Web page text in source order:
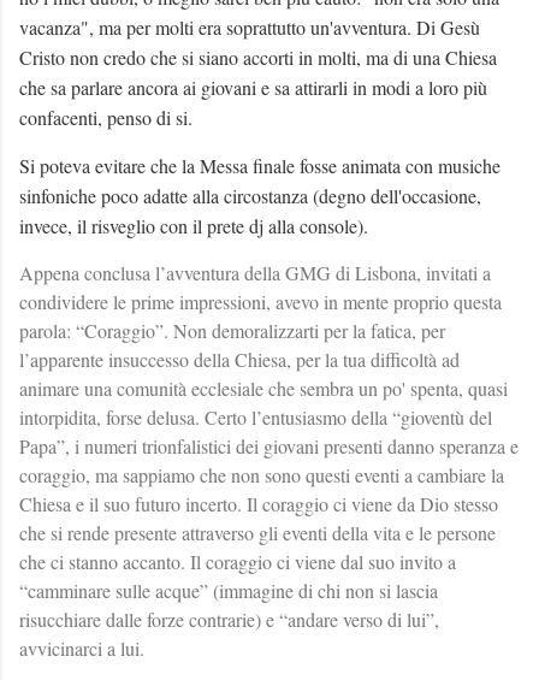
vacanza", ma per molti era soprattutto un'avventura. Di Gesù
Cristo non credo che si siano accorti in molti, ma di una Chiesa
che sa parlare ancora ai giovani e sa attirarli in modi a loro più
confacenti, penso di si.
Si poteva evitare che la Messa finale fosse animata con musiche
sinfoniche poco adatte alla circostanza (degno dell'occasione,
invece, il risveglio con il prete dj alla console).
Appena conclusa l’avventura della GMG di Lisbona, invitati a
condividere le prime impressioni, avevo in mente proprio questa
parola: “Coraggio”. Non demoralizzarti per la fatica, per
l’apparente insuccesso della Chiesa, per la tua difficoltà ad
animare una comunità ecclesiale che sembra un po' spenta, quasi
intorpidita, forse delusa. Certo l’entusiasmo della “gioventù del
Papa”, i numeri trionfalistici dei giovani presenti danno speranza e
coraggio, ma sappiamo che non sono questi eventi a cambiare la
Chiesa e il suo futuro incerto. Il coraggio ci viene da Dio stesso
che si rende presente attraverso gli eventi della vita e le persone
che ci stanno accanto. Il coraggio ci viene dal suo invito a
“camminare sulle acque” (immagine di chi non si lascia
risucchiare dalle forze contrarie) e “andare verso di lui”,
avvicinarci a lui.